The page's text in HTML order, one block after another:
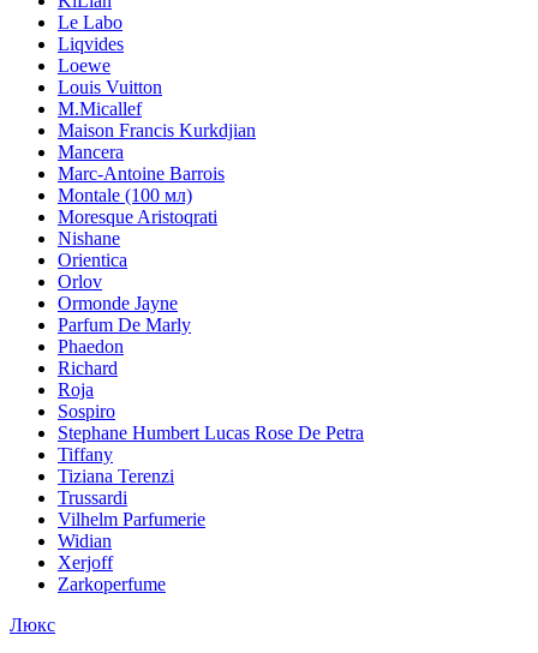
Le Labo
Liqvides
Loewe
Louis Vuitton
M.Micallef
Maison Francis Kurkdjian
Mancera
Marc-Antoine Barrois
Montale (100 мл)
Moresque Aristoqrati
Nishane
Orientica
Orlov
Ormonde Jayne
Parfum De Marly
Phaedon
Richard
Roja
Sospiro
Stephane Humbert Lucas Rose De Petra
Tiffany
Tiziana Terenzi
Trussardi
Vilhelm Parfumerie
Widian
Xerjoff
Zarkoperfume
Люкс